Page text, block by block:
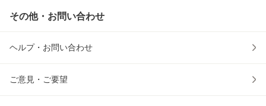
その他・お問い合わせ
ヘルプ・お問い合わせ
ご意見・ご要望